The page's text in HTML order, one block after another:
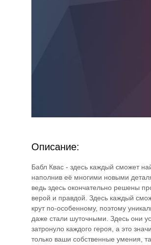
Описание:
Бабл Квас - здесь каждый сможет
наполнив её многими новыми
ведь здесь окончательно решены
верой и правдой. Здесь каждый
крут по-особенному, поэтому
даже стали шуточными. Здесь они
затронуло каждого героя, а это
только ваши собственные умения,